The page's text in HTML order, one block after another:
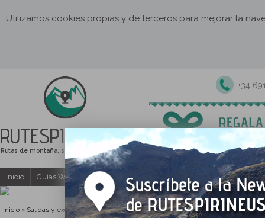
Utilizamos cookies propias y de terceros para mejorar la
RUTESPIRINEUS
Rutas de montaña, senderismo y excursiones
+34
Inicio Guías Web y PDF gratuitas Excursiones y actividades
Inicio > Salidas y excursiones guiadas>Vales Regalo>Vale Regalo